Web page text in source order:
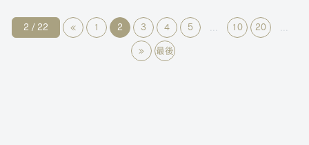
2 / 22 « 1 2 3 4 5 10 20
» 最後